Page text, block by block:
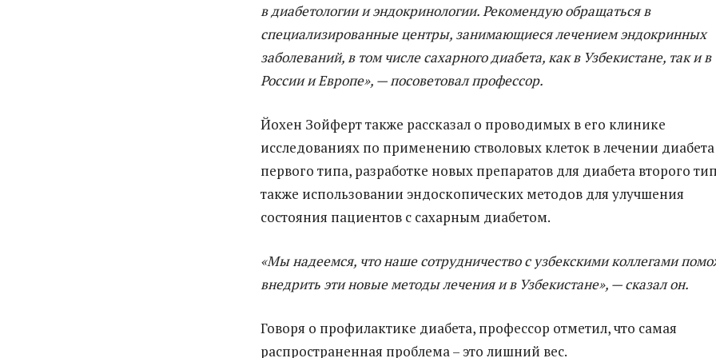
в диабетологии и эндокринологии. Рекомендую обращаться в
специализированные центры, занимающиеся лечением эндокринных
заболеваний, в том числе сахарного диабета, как в Узбекистане, так и в
России и Европе», — посоветовал профессор.
Йохен Зойферт также рассказал о проводимых в его клинике
исследованиях по применению стволовых клеток в лечении диабета
первого типа, разработке новых препаратов для диабета второго
также использовании эндоскопических методов для улучшения
состояния пациентов с сахарным диабетом.
«Мы надеемся, что наше сотрудничество с узбекскими коллегами
внедрить эти новые методы лечения и в Узбекистане», — сказал он.
Говоря о профилактике диабета, профессор отметил, что самая
распространенная проблема – это лишний вес.